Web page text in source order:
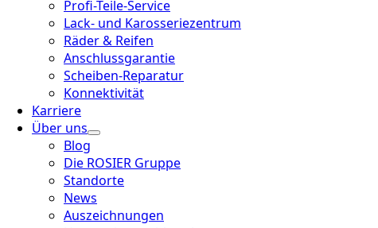
Profi-Teile-Service
Lack- und Karosseriezentrum
Räder & Reifen
Anschlussgarantie
Scheiben-Reparatur
Konnektivität
Karriere
Über uns
Blog
Die ROSIER Gruppe
Standorte
News
Auszeichnungen